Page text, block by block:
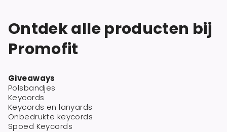
Ontdek alle producten bij
Promofit
Giveaways
Polsbandjes
Keycords
Keycords en lanyards
Onbedrukte keycords
Spoed Keycords